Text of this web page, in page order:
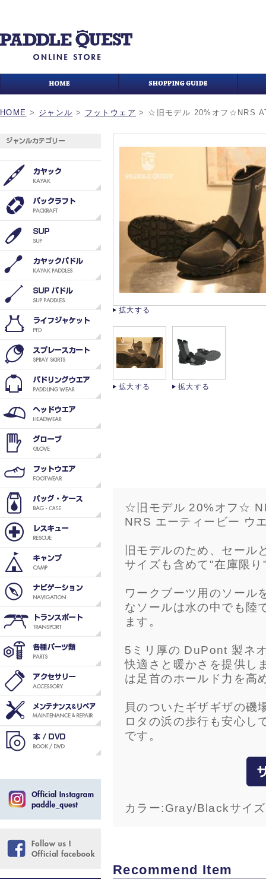
HOME > ジャンル > フットウェア > ☆旧モデル 20%オフ☆NRS
拡大する
拡大する 拡大する
☆旧モデル 20%オフ☆
NRS エーティービー ウ
旧モデルのため、セール
サイズも含めて"在庫限
ワークブーツ用のソー
なソールは水の中でも陸
ます。
5ミリ厚の DuPont 製ネ
快適さと暖かさを提供し
は足首のホールド力を高
貝のついたギザギザの磯
ロタの浜の歩行も安心し
です。
カラー:Gray/Blackサイ
Recommend Item